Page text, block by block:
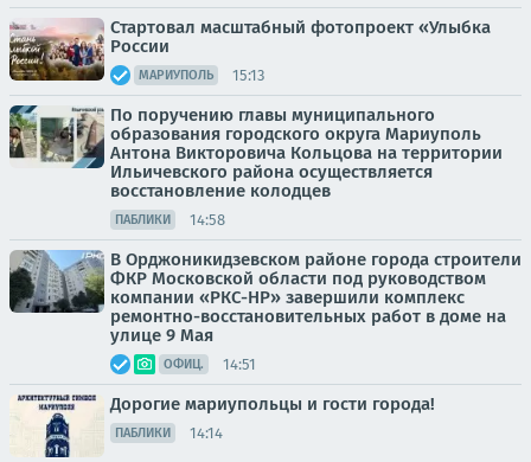
Стартовал масштабный фотопроект «Улыбка
России
МАРИУПОЛЬ 15:13
По поручению главы муниципального
образования городского округа Мариуполь
Антона Викторовича Кольцова на территории
Ильичевского района осуществляется
восстановление колодцев
ПАБЛИКИ 14:58
В Орджоникидзевском районе города строители
ФКР Московской области под руководством
компании «РКС-НР» завершили комплекс
ремонтно-восстановительных работ в доме на
улице 9 Мая
ОФИЦ. 14:51
Дорогие мариупольцы и гости города!
ПАБЛИКИ 14:14